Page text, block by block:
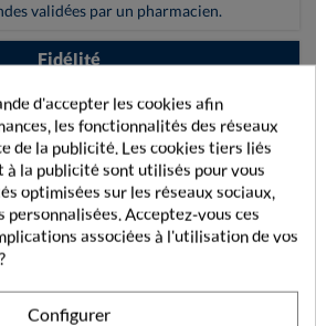
validées par un pharmacien.
Fidélité
D'INFORMATION
à notre Lettre d'information
nos actualités et bons plans !
d'accepter les cookies afin
les fonctionnalités des réseaux
de la publicité. Les cookies tiers liés
à la publicité sont utilisés pour vous
optimisées sur les réseaux sociaux,
personnalisées. Acceptez-vous ces
associées à l'utilisation de vos
Configurer